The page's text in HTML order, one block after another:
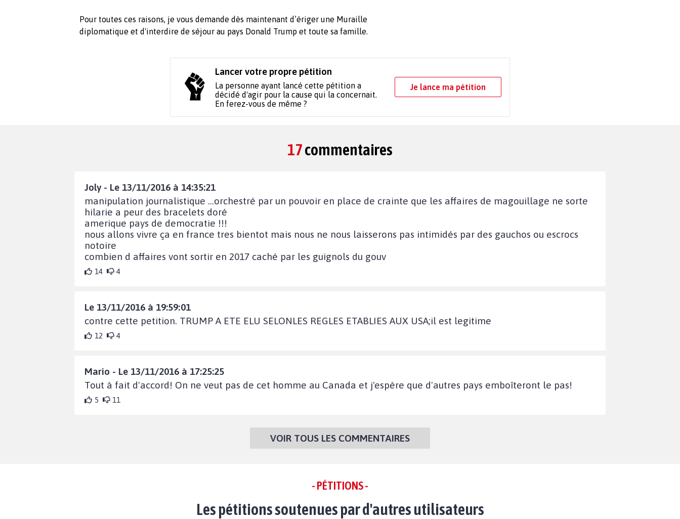
Pour toutes ces raisons, je vous demande dès maintenant d’ériger une Muraille
diplomatique et d'interdire de séjour au pays Donald Trump et toute sa famille.
Lancer votre propre pétition
La personne ayant lancé cette pétition a
décidé d'agir pour la cause qui la concernait.
En ferez-vous de même ?
Je lance ma pétition
17commentaires
Joly - Le 13/11/2016 à 14:35:21
manipulation journalistique ...orchestré par un pouvoir en place de crainte que les affaires de magouillage ne sorte
hilarie a peur des bracelets doré
amerique pays de democratie !!!
nous allons vivre ça en france tres bientot mais nous ne nous laisserons pas intimidés par des gauchos ou escrocs
notoire
combien d affaires vont sortir en 2017 caché par les guignols du gouv
14 4
Le 13/11/2016 à 19:59:01
contre cette petition. TRUMP A ETE ELU SELONLES REGLES ETABLIES AUX USA;il est legitime
12 4
Mario - Le 13/11/2016 à 17:25:25
Tout à fait d'accord! On ne veut pas de cet homme au Canada et j'espère que d'autres pays emboîteront le pas!
5 11
VOIR TOUS LES COMMENTAIRES
- PÉTITIONS -
Les pétitions soutenues par d'autres utilisateurs